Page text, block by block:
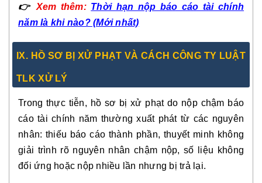
👉 Xem thêm: Thời hạn nộp báo cáo tài chính
năm là khi nào? (Mới nhất)
IX. HỒ SƠ BỊ XỬ PHẠT VÀ CÁCH CÔNG TY LUẬT
TLK XỬ LÝ
Trong thực tiễn, hồ sơ bị xử phạt do nộp chậm báo
cáo tài chính năm thường xuất phát từ các nguyên
nhân: thiếu báo cáo thành phần, thuyết minh không
giải trình rõ nguyên nhân chậm nộp, số liệu không
đối ứng hoặc nộp nhiều lần nhưng bị trả lại.